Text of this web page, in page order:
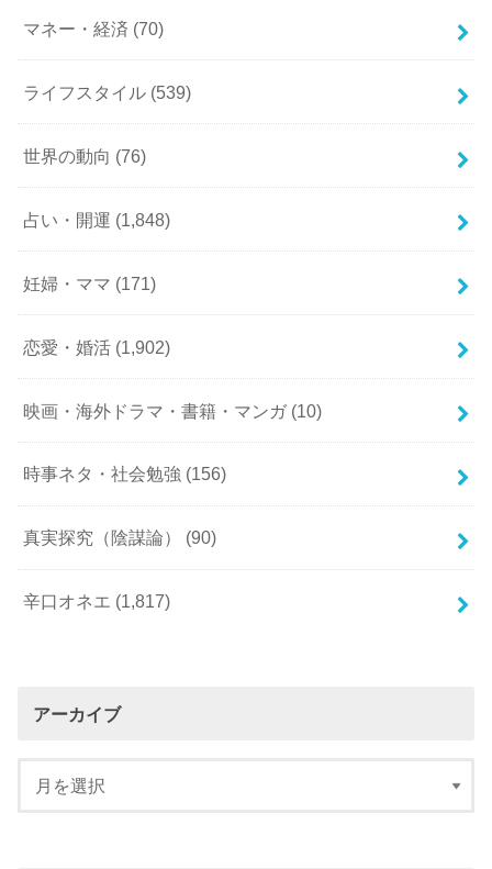
マネー・経済 (70)
ライフスタイル (539)
世界の動向 (76)
占い・開運 (1,848)
妊婦・ママ (171)
恋愛・婚活 (1,902)
映画・海外ドラマ・書籍・マンガ (10)
時事ネタ・社会勉強 (156)
真実探究（陰謀論） (90)
辛口オネエ (1,817)
アーカイブ